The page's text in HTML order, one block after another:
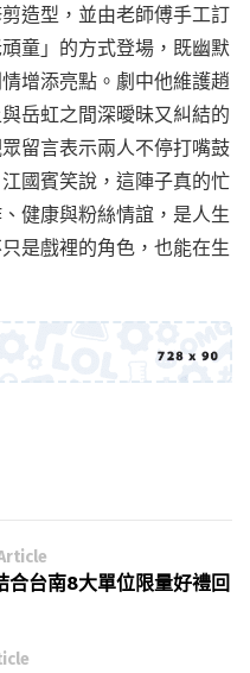
造型，並由老師傅手工訂
童」的方式登場，既幽默
增添亮點。劇中他維護趙
岳虹之間深曖昧又糾結的
留言表示兩人不停打嘴鼓
國賓笑說，這陣子真的忙
健康與粉絲情誼，是人生
是戲裡的角色，也能在生
合台南8大單位限量好禮回